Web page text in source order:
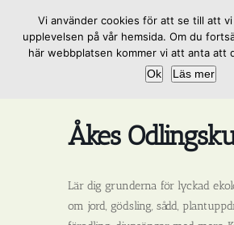
innehållet
Åkes
Lär dig grunderna för lyckad
om jord, gödsling, sådd,
Vi använder cookies för att se till att
upplevelsen på vår hemsida. Om du
här webbplatsen kommer vi att anta att
Ok
Läs mer